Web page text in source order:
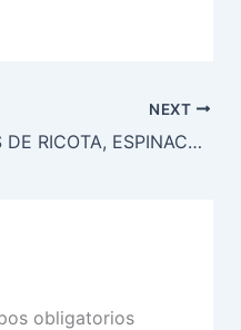
NEXT
RAVIOLES DE RICOTA, ESPINACAS Y PARMESANO, CON SALSA DE HONGOS SHITAKE, VINO BLANCO Y SALVIA
obligatorios